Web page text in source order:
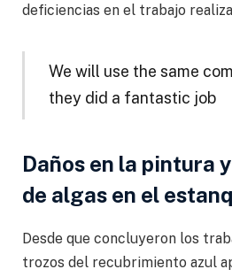
deficiencias en el trabajo
We will use the same
they did a fantastic job
Daños en la pintura
de algas en el
Desde que concluyeron los
trozos del recubrimiento azul